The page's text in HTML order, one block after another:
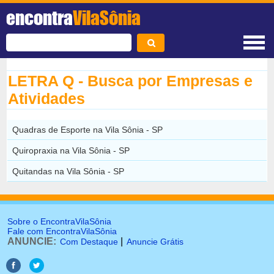
encontraVilaSônia
LETRA Q - Busca por Empresas e
Atividades
Quadras de Esporte na Vila Sônia - SP
Quiropraxia na Vila Sônia - SP
Quitandas na Vila Sônia - SP
Sobre o EncontraVilaSônia
Fale com EncontraVilaSônia
ANUNCIE: Com Destaque Anuncie Grátis